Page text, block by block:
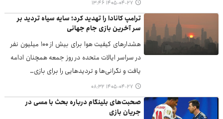
۱۴۰۵-۰۴-۲۷ ۱۳:۴۶
ترامپ کانادا را تهدید کرد؛ سایه سیاه تردید بر
سر آخرین بازی جام جهانی
هشدارهای کیفیت هوا برای بیش از ۱۰۰ میلیون نفر
در سراسر ایالات متحده در روز جمعه همچنان ادامه
یافت و نگرانی‌ها و تردیدهایی را برای بازی…
۱۴۰۵-۰۴-۲۷ ۰۸:۳۲
صحبت‌های بلینگام درباره بحث با مسی در
جریان بازی